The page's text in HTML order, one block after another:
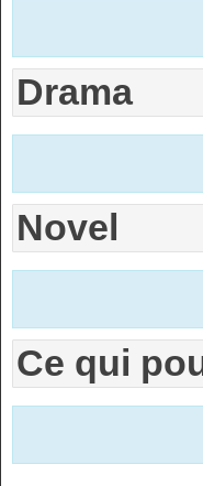
Drama
Novel
Ce qui